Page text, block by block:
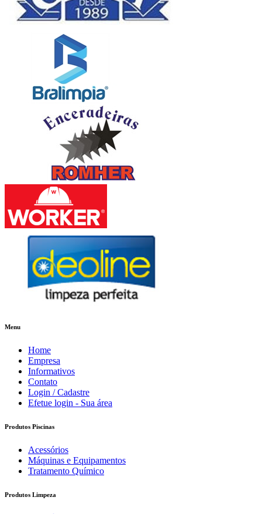
Menu
Home
Empresa
Informativos
Contato
Login / Cadastre
Efetue login - Sua área
Produtos Piscinas
Acessórios
Máquinas e Equipamentos
Tratamento Químico
Produtos Limpeza